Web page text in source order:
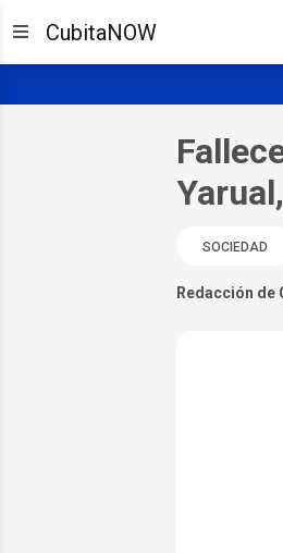
CubitaNOW
SOCIEDAD
Redacción de